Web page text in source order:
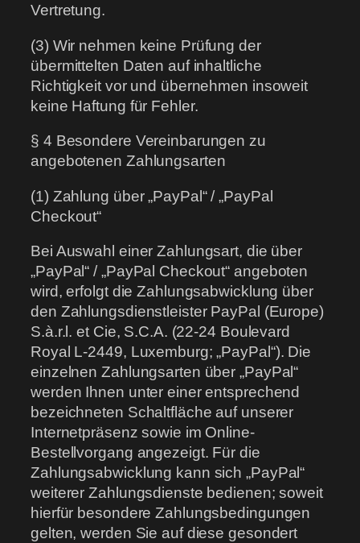
Vertretung.
(3) Wir nehmen keine Prüfung der
übermittelten Daten auf inhaltliche
Richtigkeit vor und übernehmen insoweit
keine Haftung für Fehler.
§ 4 Besondere Vereinbarungen zu
angebotenen Zahlungsarten
(1) Zahlung über „PayPal“ / „PayPal
Checkout“
Bei Auswahl einer Zahlungsart, die über
„PayPal“ / „PayPal Checkout“ angeboten
wird, erfolgt die Zahlungsabwicklung über
den Zahlungsdienstleister PayPal (Europe)
S.à.r.l. et Cie, S.C.A. (22-24 Boulevard
Royal L-2449, Luxemburg; „PayPal“). Die
einzelnen Zahlungsarten über „PayPal“
werden Ihnen unter einer entsprechend
bezeichneten Schaltfläche auf unserer
Internetpräsenz sowie im Online-
Bestellvorgang angezeigt. Für die
Zahlungsabwicklung kann sich „PayPal“
weiterer Zahlungsdienste bedienen; soweit
hierfür besondere Zahlungsbedingungen
gelten, werden Sie auf diese gesondert